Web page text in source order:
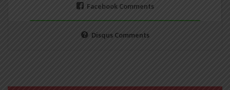
Facebook Comments
Disqus Comments